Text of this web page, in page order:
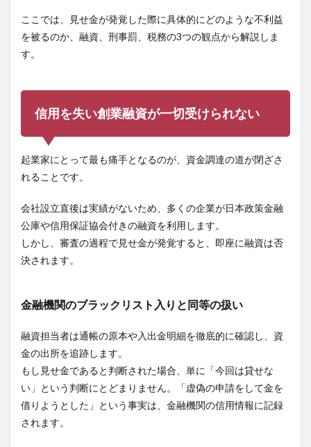
ここでは、見せ金が発覚した際に具体的にどのような不利益
を被るのか、融資、刑事罰、税務の3つの観点から解説しま
す。
信用を失い創業融資が一切受けられない
起業家にとって最も痛手となるのが、資金調達の道が閉ざさ
れることです。
会社設立直後は実績がないため、多くの企業が日本政策金融
公庫や信用保証協会付きの融資を利用します。
しかし、審査の過程で見せ金が発覚すると、即座に融資は否
決されます。
金融機関のブラックリスト入りと同等の扱い
融資担当者は通帳の原本や入出金明細を徹底的に確認し、資
金の出所を追跡します。
もし見せ金であると判断された場合、単に「今回は貸せな
い」という判断にとどまりません。「虚偽の申請をして金を
借りようとした」という事実は、金融機関の信用情報に記録
されます。